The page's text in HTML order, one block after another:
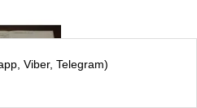
Viber, Telegram)